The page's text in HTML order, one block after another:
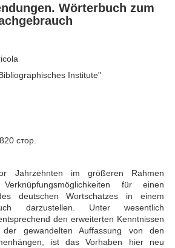
Wörterbuch zum
Institute"
820 стор.
Jahrzehnten im größeren Rahmen
für einen
deutschen Wortschatzes in einem
darzustellen. Unter wesentlich
den erweiterten Kenntnissen
gewandelten Auffassung von den
ist das Vorhaben hier neu